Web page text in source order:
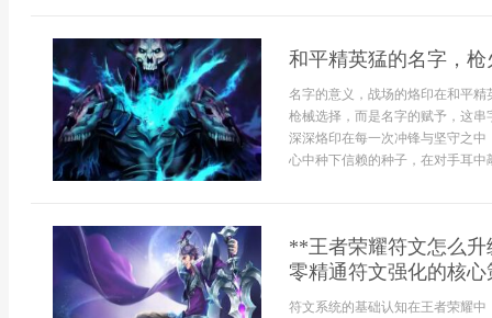
和平精英猛的名字，
名字的意义，战场的烙印在和平
枪械选择，而是名字的赋予，这
深深烙印在每一次冲锋与坚守之
心中种下信赖的种子，在对手耳
**王者荣耀符文怎么
零精通符文强化的核
符文系统的基础认知在王者荣耀